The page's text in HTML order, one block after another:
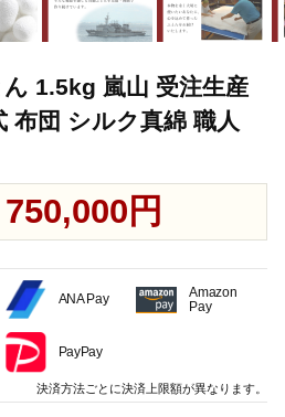
1.5kg 嵐山 受注生産
布団 シルク真綿 職人
750,000円
ANA Pay
Amazon
Pay
PayPay
決済方法ごとに決済上限額が異なります。